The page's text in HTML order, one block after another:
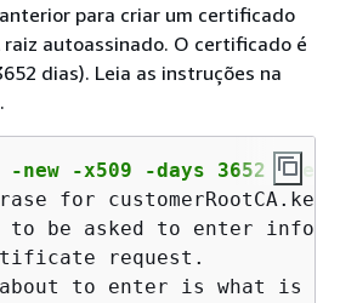
para criar um certificado
raiz autoassinado. O certificado é
dias). Leia as instruções na
new -x509 -days 3652 -key
for customerRootCA.key:
to be asked to enter
request.
about to enter is what is